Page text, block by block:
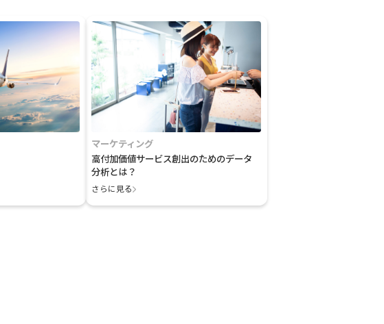
マーケティング
高付加価値サービス創出のためのデータ
分析とは？
さらに見る